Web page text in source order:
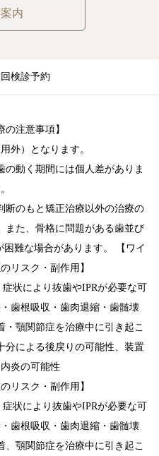
内
検診予約
の注意事項】
外）となります。
の動く期間には個人差がありま
断のもと矯正治療以外の治療の
また、骨格に問題がある歯並び
難な場合があります。 【ワイ
リスク・副作用】
状により抜歯やIPRが必要な可
歯根吸収・歯肉退縮・歯髄壊
顎関節症を治療中に引き起こ
分による後戻りの可能性、装置
炎の可能性
リスク・副作用】
状により抜歯やIPRが必要な可
歯根吸収・歯肉退縮・歯髄壊
顎関節症を治療中に引き起こ